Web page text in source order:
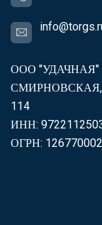
ООО "УДАЧНАЯ"
СМИРНОВСКАЯ,
114
ИНН:
ОГРН: